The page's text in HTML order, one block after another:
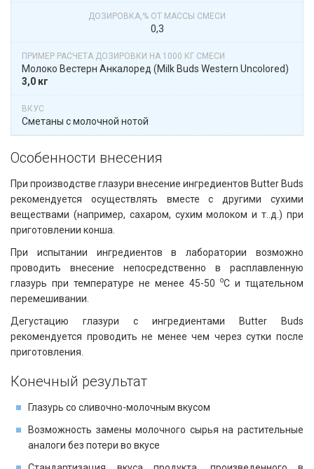
0,3
Молоко Вестерн Анкалоред​​ (Milk Buds Western Uncolored)
3,0 кг
Сметаны с молочной нотой
Особенности внесения​​
При производстве глазури внесение ингредиентов Butter Buds
рекомендуется осуществлять вместе с другими сухими
веществами (например, сахаром, сухим молоком и т..д.) при
приготовлении конша.
При испытании ингредиентов в лаборатории возможно
проводить внесение непосредственно в расплавленную
глазурь при температуре не менее 45-50
оС и тщательном
перемешивании.
Дегустацию глазури с ингредиентами Butter Buds
рекомендуется проводить не менее чем через сутки после
приготовления.
Конечный результат
Глазурь со сливочно-молочным вкусом
Возможность замены молочного сырья на растительные
аналоги без потери во вкусе